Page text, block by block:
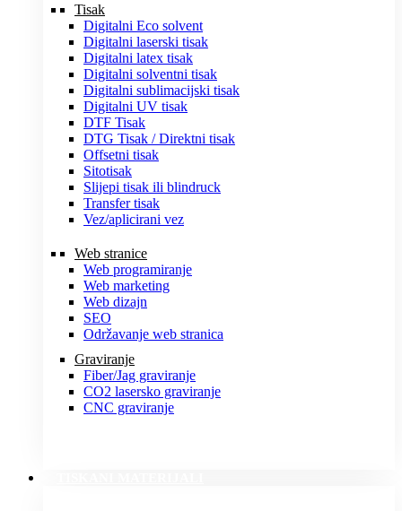
Tisak
Digitalni Eco solvent
Digitalni laserski tisak
Digitalni latex tisak
Digitalni solventni tisak
Digitalni sublimacijski tisak
Digitalni UV tisak
DTF Tisak
DTG Tisak / Direktni tisak
Offsetni tisak
Sitotisak
Slijepi tisak ili blindruck
Transfer tisak
Vez/aplicirani vez
Web stranice
Web programiranje
Web marketing
Web dizajn
SEO
Održavanje web stranica
Graviranje
Fiber/Jag graviranje
CO2 lasersko graviranje
CNC graviranje